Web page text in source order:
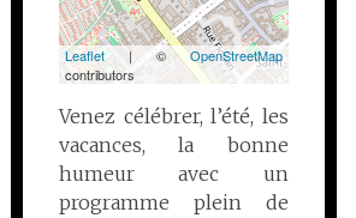
Leaflet| ©OpenStreetMap
contributors
Venez célébrer, l’été, les
vacances, la bonne
humeur avec un
programme plein de